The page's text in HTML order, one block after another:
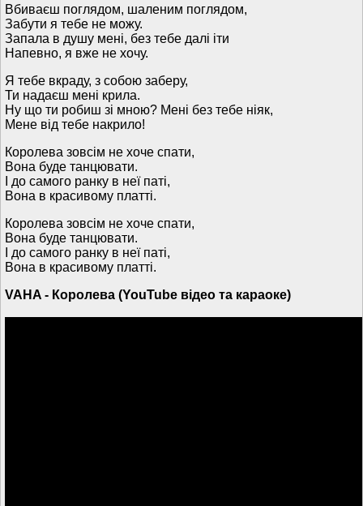
Вбиваєш поглядом, шаленим поглядом,
Забути я тебе не можу.
Запала в душу мені, без тебе далі іти
Напевно, я вже не хочу.
Я тебе вкраду, з собою заберу,
Ти надаєш мені крила.
Ну що ти робиш зі мною? Мені без тебе ніяк,
Мене від тебе накрило!
Королева зовсім не хоче спати,
Вона буде танцювати.
І до самого ранку в неї паті,
Вона в красивому платті.
Королева зовсім не хоче спати,
Вона буде танцювати.
І до самого ранку в неї паті,
Вона в красивому платті.
VAHA - Королева (YouTube відео та караоке)